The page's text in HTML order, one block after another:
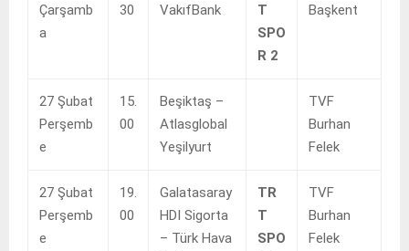
Çarşamb
a
30
VakıfBank
T
SPO
R 2
Başkent
27 Şubat
Perşemb
e
15.
00
Beşiktaş –
Atlasglobal
Yeşilyurt
TVF
Burhan
Felek
27 Şubat
Perşemb
e
19.
00
Galatasaray
HDI Sigorta
– Türk Hava
TR
T
SPO
TVF
Burhan
Felek